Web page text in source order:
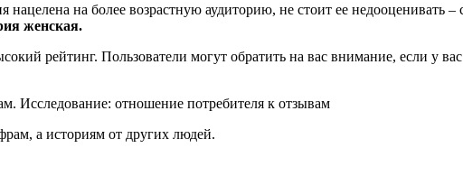
на более возрастную аудиторию, не стоит ее недооценивать –
женская.
рейтинг. Пользователи могут обратить на вас внимание, если у
а историям от других людей.